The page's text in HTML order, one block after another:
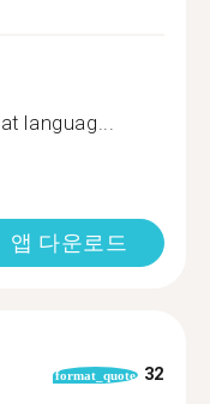
languag...
앱 다운로드
format_quote 32